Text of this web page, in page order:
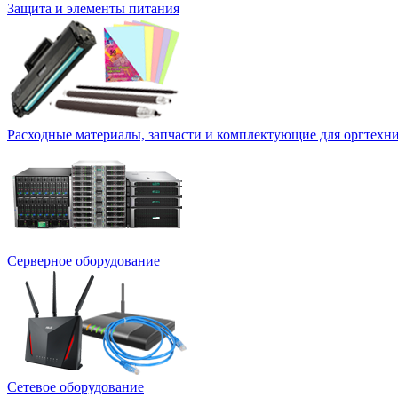
Защита и элементы питания
Расходные материалы, запчасти и комплектующие для
Серверное оборудование
Сетевое оборудование